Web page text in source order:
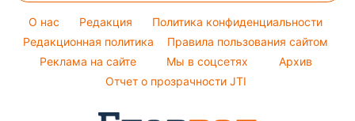
Кейт Миддлтон
Алла Пугачева
Максим Галкин
Модные ошибки
Новости моды
Советы от Андре Тана
Оптические иллюзии
Народные приметы
Все о шоу-бизнесе
O нас Редакция
Политика конфиденциальности
Редакционная политика
Правила пользования сайтом
Реклама на сайте
Мы в соцсетях
Архив
Отчет о прозрачности JTI